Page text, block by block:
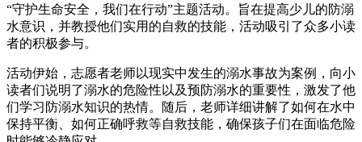
“守护生命安全，我们在行动”主题活动。旨在提高少儿的防溺
水意识，并教授他们实用的自救的技能，活动吸引了众多小读
者的积极参与。
活动伊始，志愿者老师以现实中发生的溺水事故为案例，向小
读者们说明了溺水的危险性以及预防溺水的重要性，激发了他
们学习防溺水知识的热情。随后，老师详细讲解了如何在水中
保持平衡、如何正确呼救等自救技能，确保孩子们在面临危险